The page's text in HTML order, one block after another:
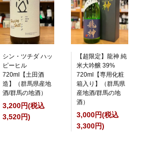
シン・ツチダ ハッ
ピーヒル
720ml【土田酒
造】（群馬県産地
酒/群馬の地酒）
3,200円(税込
3,520円)
【超限定】龍神 純
米大吟醸 39%
720ml【専用化粧
箱入り】（群馬県
産地酒/群馬の地
酒）
3,000円(税込
3,300円)